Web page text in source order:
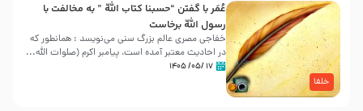
خلفا
عُمَر با گفتن “حسبنا كتاب اللّه ” به مخالفت با
رسول اللّه برخاست
خفاجی مصری عالم بزرگ سنی می‌نویسد : همانطور که
در احادیث معتبر آمده است، پیامبر اکرم (صلوات اللّه...
۱۷ /۰۵/ ۱۴۰۵